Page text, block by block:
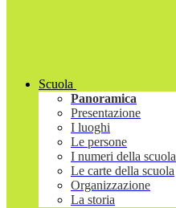
Scuola
Panoramica
Presentazione
I luoghi
Le persone
I numeri della scuola
Le carte della scuola
Organizzazione
La storia